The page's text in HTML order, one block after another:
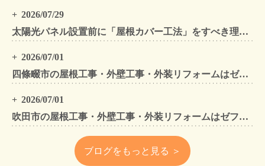
2026/07/29
太陽光パネル設置前に「屋根カバー工法」をすべき理由！葺き替えとの違いや費用・雨漏り対策をプロが解説
2026/07/01
四條畷市の屋根工事・外壁工事・外装リフォームはゼファン！四條畷内の工事事例もご紹介
2026/07/01
吹田市の屋根工事・外壁工事・外装リフォームはゼファン！吹田市内の工事事例もご紹介
ブログをもっと見る ＞